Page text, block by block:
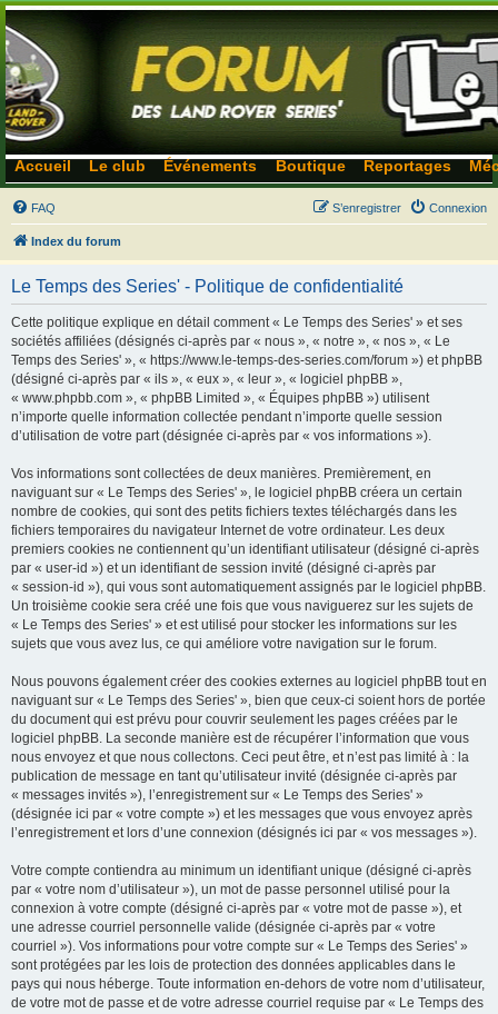
Accueil Le club Événements Boutique Reportages
FAQ Connexion
S’enregistrer
Index du forum
Le Temps des Series' - Politique de confidentialité
Cette politique explique en détail comment « Le Temps des Series' » et ses
sociétés affiliées (désignés ci-après par « nous », « notre », « nos », « Le
Temps des Series' », « https://www.le-temps-des-series.com/forum ») et phpBB
(désigné ci-après par « ils », « eux », « leur », « logiciel phpBB »,
« www.phpbb.com », « phpBB Limited », « Équipes phpBB ») utilisent
n’importe quelle information collectée pendant n’importe quelle session
d’utilisation de votre part (désignée ci-après par « vos informations »).
Vos informations sont collectées de deux manières. Premièrement, en
naviguant sur « Le Temps des Series' », le logiciel phpBB créera un certain
nombre de cookies, qui sont des petits fichiers textes téléchargés dans les
fichiers temporaires du navigateur Internet de votre ordinateur. Les deux
premiers cookies ne contiennent qu’un identifiant utilisateur (désigné ci-après
par « user-id ») et un identifiant de session invité (désigné ci-après par
« session-id »), qui vous sont automatiquement assignés par le logiciel phpBB.
Un troisième cookie sera créé une fois que vous naviguerez sur les sujets de
« Le Temps des Series' » et est utilisé pour stocker les informations sur les
sujets que vous avez lus, ce qui améliore votre navigation sur le forum.
Nous pouvons également créer des cookies externes au logiciel phpBB tout en
naviguant sur « Le Temps des Series' », bien que ceux-ci soient hors de portée
du document qui est prévu pour couvrir seulement les pages créées par le
logiciel phpBB. La seconde manière est de récupérer l’information que vous
nous envoyez et que nous collectons. Ceci peut être, et n’est pas limité à : la
publication de message en tant qu’utilisateur invité (désignée ci-après par
« messages invités »), l’enregistrement sur « Le Temps des Series' »
(désignée ici par « votre compte ») et les messages que vous envoyez après
l’enregistrement et lors d’une connexion (désignés ici par « vos messages »).
Votre compte contiendra au minimum un identifiant unique (désigné ci-après
par « votre nom d’utilisateur »), un mot de passe personnel utilisé pour la
connexion à votre compte (désigné ci-après par « votre mot de passe »), et
une adresse courriel personnelle valide (désignée ci-après par « votre
courriel »). Vos informations pour votre compte sur « Le Temps des Series' »
sont protégées par les lois de protection des données applicables dans le
pays qui nous héberge. Toute information en-dehors de votre nom d’utilisateur,
de votre mot de passe et de votre adresse courriel requise par « Le Temps des